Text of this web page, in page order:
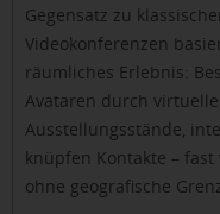
Gegensatz zu
Videokonferenzen
räumliches Erlebnis:
Avataren durch
Ausstellungsstände,
knüpfen Kontakte –
ohne geografische